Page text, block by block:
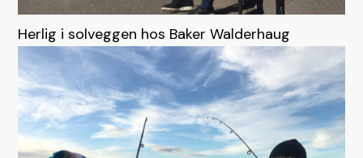
Herlig i solveggen hos Baker Walderhaug